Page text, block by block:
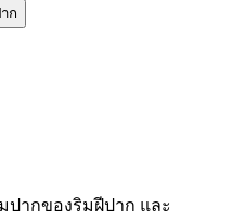
ก
ากของริมฝีปาก และ